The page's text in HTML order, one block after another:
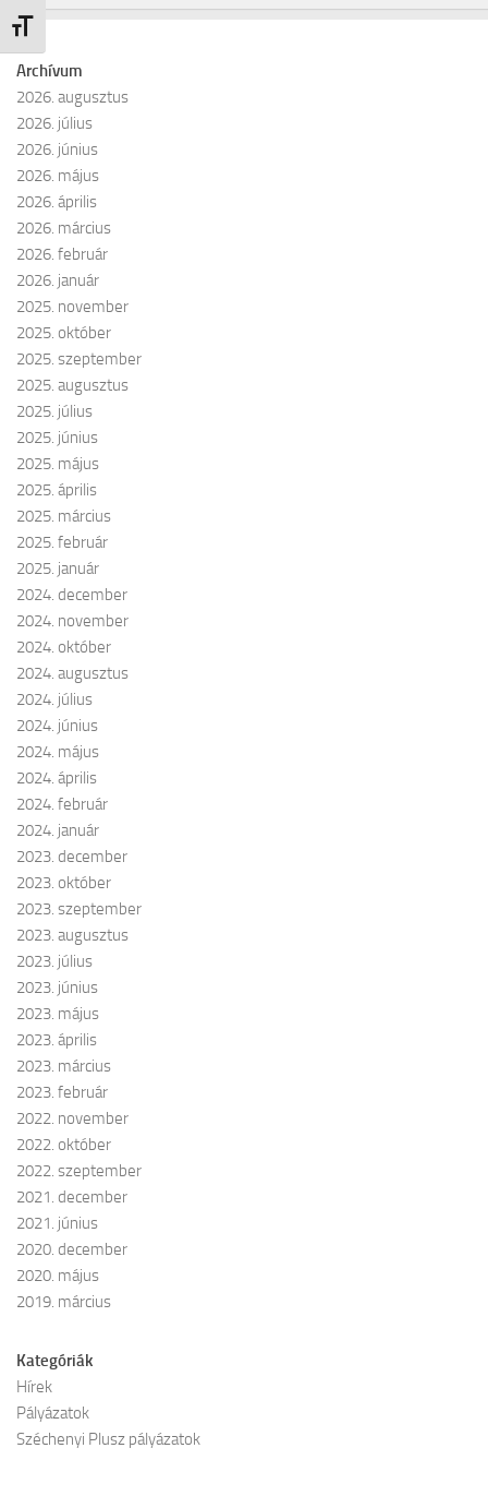
Betűméret váltása
Archívum
2026. augusztus
2026. július
2026. június
2026. május
2026. április
2026. március
2026. február
2026. január
2025. november
2025. október
2025. szeptember
2025. augusztus
2025. július
2025. június
2025. május
2025. április
2025. március
2025. február
2025. január
2024. december
2024. november
2024. október
2024. augusztus
2024. július
2024. június
2024. május
2024. április
2024. február
2024. január
2023. december
2023. október
2023. szeptember
2023. augusztus
2023. július
2023. június
2023. május
2023. április
2023. március
2023. február
2022. november
2022. október
2022. szeptember
2021. december
2021. június
2020. december
2020. május
2019. március
Kategóriák
Hírek
Pályázatok
Széchenyi Plusz pályázatok